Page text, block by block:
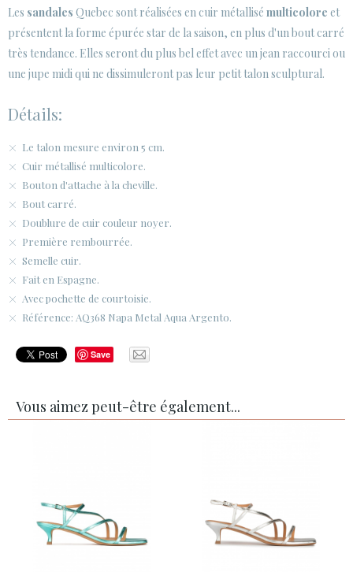
Les sandales Quebec sont réalisées en cuir métallisé multicolore et
présentent la forme épurée star de la saison, en plus d'un bout carré
très tendance. Elles seront du plus bel effet avec un jean raccourci ou
une jupe midi qui ne dissimuleront pas leur petit talon sculptural.
Détails:
Le talon mesure environ 5 cm.
Cuir métallisé multicolore.
Bouton d'attache à la cheville.
Bout carré.
Doublure de cuir couleur noyer.
Première rembourrée.
Semelle cuir.
Fait en Espagne.
Avec pochette de courtoisie.
Référence: AQ368 Napa Metal Aqua Argento.
Save
Vous aimez peut-être également...